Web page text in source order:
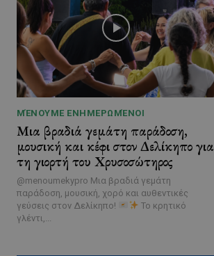
ΜΈΝΟΥΜΕ ΕΝΗΜΕΡΩΜΈΝΟΙ
Μια βραδιά γεμάτη παράδοση,
μουσική και κέφι στον Δελίκηπο για
τη γιορτή του Χρυσοσώτηρος
@menoumekypro Μια βραδιά γεμάτη
παράδοση, μουσική, χορό και αυθεντικές
γεύσεις στον Δελίκηπο!
Το κρητικό
γλέντι,...